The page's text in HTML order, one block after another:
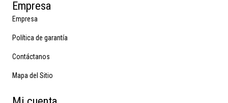
Empresa
Empresa
Política de garantía
Contáctanos
Mapa del Sitio